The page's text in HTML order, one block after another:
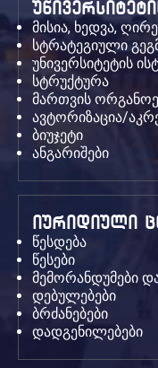
მისია, ხედვა,
სტრატეგიული
უნივერსიტეტის
სტრუქტურა
მართვის
ავტორიზაცია/
ბიუჯეტი
ანგარიშები
იურიდიული
წესდება
წესები
მემორანდუმები
დებულებები
ბრძანებები
დადგენილებები